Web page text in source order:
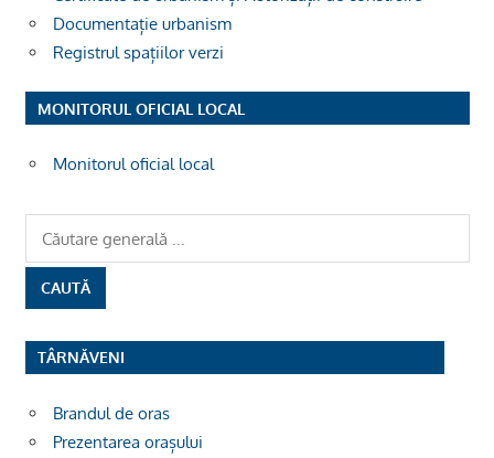
Documentație urbanism
Registrul spațiilor verzi
MONITORUL OFICIAL LOCAL
Monitorul oficial local
TÂRNĂVENI
Brandul de oras
Prezentarea orașului